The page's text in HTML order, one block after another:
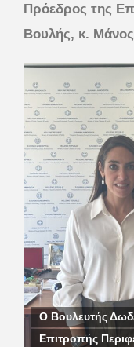
Πρόεδρος της
Βουλής, κ.
Ο Βουλευτής
Επιτροπής